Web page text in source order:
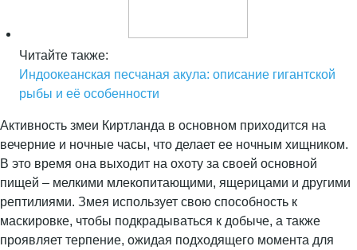
Читайте также:
Индоокеанская песчаная акула: описание гигантской
рыбы и её особенности
Активность змеи Киртланда в основном приходится на
вечерние и ночные часы, что делает ее ночным хищником.
В это время она выходит на охоту за своей основной
пищей – мелкими млекопитающими, ящерицами и другими
рептилиями. Змея использует свою способность к
маскировке, чтобы подкрадываться к добыче, а также
проявляет терпение, ожидая подходящего момента для